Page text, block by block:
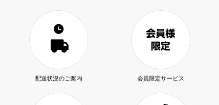
配送状況のご案内 会員限定サービス